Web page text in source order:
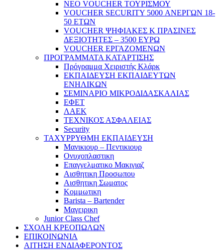
ΝΕΟ VOUCHER ΤΟΥΡΙΣΜΟΥ
VOUCHER SECURITY 5000 ΑΝΕΡΓΩΝ 18-
50 ΕΤΩΝ
VOUCHER ΨΗΦΙΑΚΕΣ Κ ΠΡΑΣΙΝΕΣ
ΔΕΞΙΟΤΗΤΕΣ – 3500 ΕΥΡΩ
VOUCHER ΕΡΓΑΖΟΜΕΝΩΝ
ΠΡΟΓΡΑΜΜΑΤΑ ΚΑΤΑΡΤΙΣΗΣ
Πρόγραμμα Χειριστής Κλάρκ
ΕΚΠΑΙΔΕΥΣΗ ΕΚΠΑΙΔΕΥΤΩΝ
ΕΝΗΛΙΚΩΝ
ΣΕΜΙΝΑΡΙΟ ΜΙΚΡΟΔΙΔΑΣΚΑΛΙΑΣ
ΕΦΕΤ
ΛΑΕΚ
ΤΕΧΝΙΚΟΣ ΑΣΦΑΛΕΙΑΣ
Security
ΤΑΧΥΡΡΥΘΜΗ ΕΚΠΑΙΔΕΥΣΗ
Μανικιουρ – Πεντικιουρ
Ονυχοπλαστικη
Επαγγελματικο Μακιγιαζ
Αισθητικη Προσωπου
Αισθητικη Σωματος
Κομμωτικη
Barista – Bartender
Μαγειρικη
Junior Class Chef
ΣΧΟΛΗ ΚΡΕΟΠΩΛΩΝ
ΕΠΙΚΟΙΝΩΝΙΑ
ΑΙΤΗΣΗ ΕΝΔΙΑΦΕΡΟΝΤΟΣ